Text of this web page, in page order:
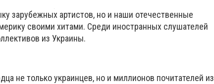
зарубежных артистов, но и наши отечественные
своими хитами. Среди иностранных слушателей
из Украины.
не только украинцев, но и миллионов почитателей из